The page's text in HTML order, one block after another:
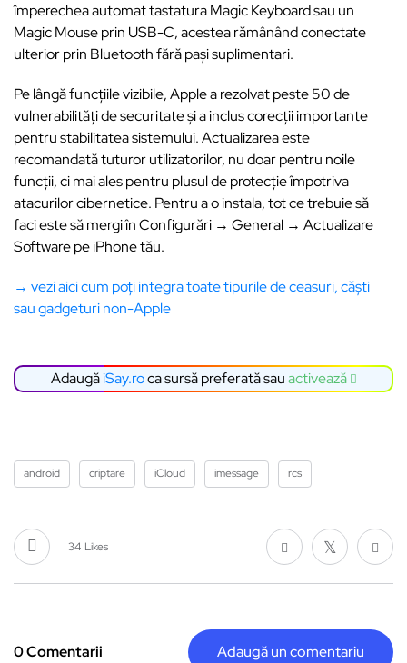
împerechea automat tastatura Magic Keyboard sau un
Magic Mouse prin USB-C, acestea rămânând conectate
ulterior prin Bluetooth fără pași suplimentari.
Pe lângă funcțiile vizibile, Apple a rezolvat peste 50 de
vulnerabilități de securitate și a inclus corecții importante
pentru stabilitatea sistemului. Actualizarea este
recomandată tuturor utilizatorilor, nu doar pentru noile
funcții, ci mai ales pentru plusul de protecție împotriva
atacurilor cibernetice. Pentru a o instala, tot ce trebuie să
faci este să mergi în Configurări → General → Actualizare
Software pe iPhone tău.
→ vezi aici cum poți integra toate tipurile de ceasuri, căști
sau gadgeturi non-Apple
AdaugăiSay.roca sursă preferată sauactivează
android criptare iCloud imessage rcs
34 Likes
0 Comentarii Adaugă un comentariu